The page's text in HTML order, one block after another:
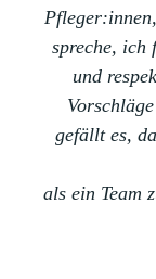
spreche, ich
und
gefällt es,
als ein Team